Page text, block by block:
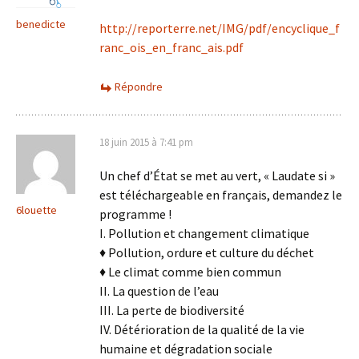
benedicte
http://reporterre.net/IMG/pdf/encyclique_f
ranc_ois_en_franc_ais.pdf
Répondre
6louette
18 juin 2015 à 7:41 pm
Un chef d’État se met au vert, « Laudate si »
est téléchargeable en français, demandez le
programme !
I. Pollution et changement climatique
♦ Pollution, ordure et culture du déchet
♦ Le climat comme bien commun
II. La question de l’eau
III. La perte de biodiversité
IV. Détérioration de la qualité de la vie
humaine et dégradation sociale